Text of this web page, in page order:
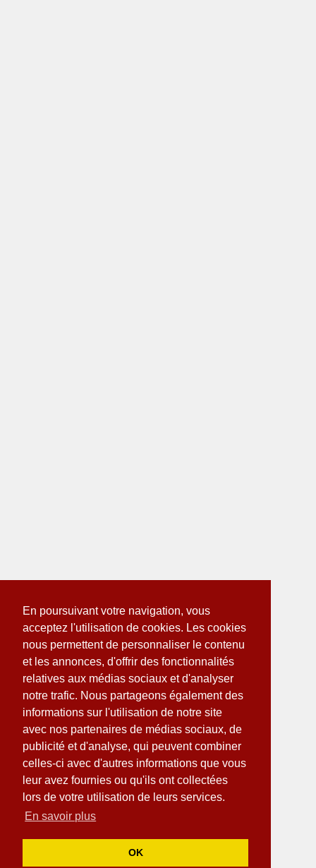
En poursuivant votre navigation, vous
acceptez l'utilisation de cookies. Les cookies
nous permettent de personnaliser le contenu
et les annonces, d'offrir des fonctionnalités
relatives aux médias sociaux et d'analyser
notre trafic. Nous partageons également des
informations sur l'utilisation de notre site
avec nos partenaires de médias sociaux, de
publicité et d'analyse, qui peuvent combiner
celles-ci avec d'autres informations que vous
leur avez fournies ou qu'ils ont collectées
lors de votre utilisation de leurs services.
En savoir plus
OK